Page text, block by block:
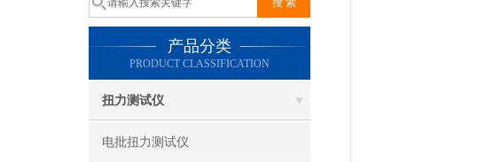
产品分类
PRODUCT CLASSIFICATION
扭力测试仪
电批扭力测试仪